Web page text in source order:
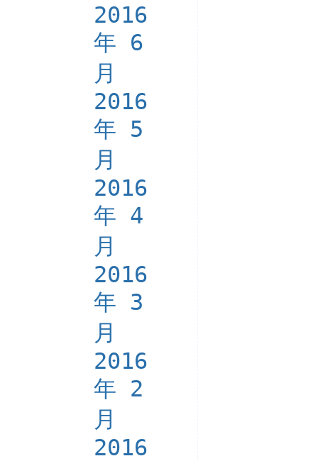
2016
年 6
月
2016
年 5
月
2016
年 4
月
2016
年 3
月
2016
年 2
月
2016